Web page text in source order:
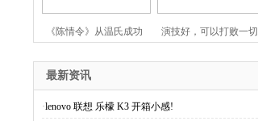
《陈情令》从温氏成功 演技好，可以打败一切
最新资讯
·lenovo 联想 乐檬 K3 开箱小感!